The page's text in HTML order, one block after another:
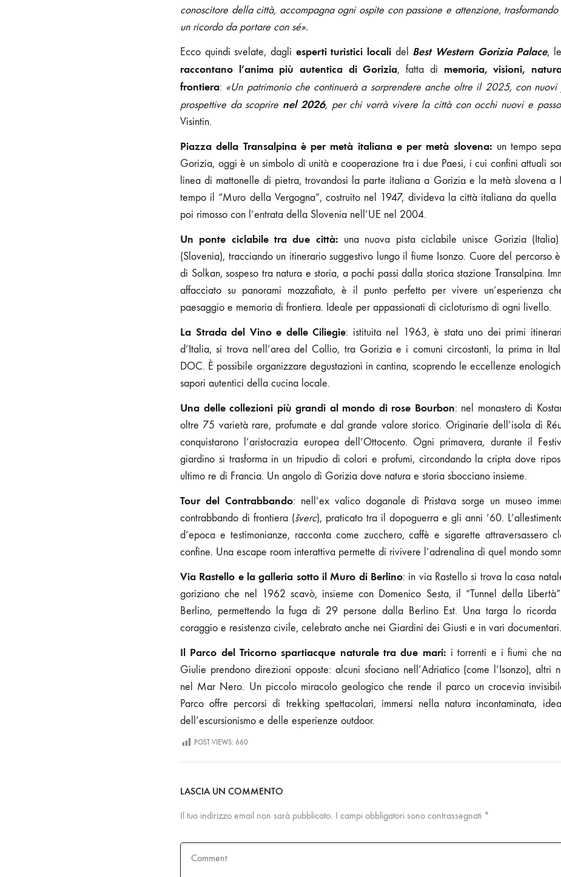
conoscitore della città, accompagna ogni ospite con passione e attenzione,
un ricordo da portare con sé».
Ecco quindi svelate, dagli esperti turistici locali del Best Western Gorizia Palace, le
raccontano l’anima più autentica di Gorizia, fatta di memoria, visioni,
frontiera: «Un patrimonio che continuerà a sorprendere anche oltre il 2025, con nuovi
prospettive da scoprire nel 2026, per chi vorrà vivere la città con occhi nuovi e
Visintin.
Piazza della Transalpina è per metà italiana e per metà slovena: un tempo
Gorizia, oggi è un simbolo di unità e cooperazione tra i due Paesi, i cui confini attuali
linea di mattonelle di pietra, trovandosi la parte italiana a Gorizia e la metà slovena
tempo il “Muro della Vergogna”, costruito nel 1947, divideva la città italiana da quella
poi rimosso con l’entrata della Slovenia nell’UE nel 2004.
Un ponte ciclabile tra due città: una nuova pista ciclabile unisce Gorizia
(Slovenia), tracciando un itinerario suggestivo lungo il fiume Isonzo. Cuore del percorso
di Solkan, sospeso tra natura e storia, a pochi passi dalla storica stazione Transalpina.
affacciato su panorami mozzafiato, è il punto perfetto per vivere un’esperienza
paesaggio e memoria di frontiera. Ideale per appassionati di cicloturismo di ogni livello.
La Strada del Vino e delle Ciliegie: istituita nel 1963, è stata uno dei primi
d’Italia, si trova nell’area del Collio, tra Gorizia e i comuni circostanti, la prima in
DOC. È possibile organizzare degustazioni in cantina, scoprendo le eccellenze
sapori autentici della cucina locale.
Una delle collezioni più grandi al mondo di rose Bourbon: nel monastero di
oltre 75 varietà rare, profumate e dal grande valore storico. Originarie dell’isola di
conquistarono l’aristocrazia europea dell’Ottocento. Ogni primavera, durante il
giardino si trasforma in un tripudio di colori e profumi, circondando la cripta dove
ultimo re di Francia. Un angolo di Gorizia dove natura e storia sbocciano insieme.
Tour del Contrabbando: nell’ex valico doganale di Pristava sorge un museo
contrabbando di frontiera (šverc), praticato tra il dopoguerra e gli anni ’60.
d’epoca e testimonianze, racconta come zucchero, caffè e sigarette attraversassero
confine. Una escape room interattiva permette di rivivere l’adrenalina di quel mondo
Via Rastello e la galleria sotto il Muro di Berlino: in via Rastello si trova la casa
goriziano che nel 1962 scavò, insieme con Domenico Sesta, il “Tunnel della
Berlino, permettendo la fuga di 29 persone dalla Berlino Est. Una targa lo ricorda
coraggio e resistenza civile, celebrato anche nei Giardini dei Giusti e in vari documentari.
Il Parco del Tricorno spartiacque naturale tra due mari: i torrenti e i fiumi che
Giulie prendono direzioni opposte: alcuni sfociano nell’Adriatico (come l’Isonzo), altri
nel Mar Nero. Un piccolo miracolo geologico che rende il parco un crocevia
Parco offre percorsi di trekking spettacolari, immersi nella natura incontaminata,
dell’escursionismo e delle esperienze outdoor.
POST VIEWS: 660
LASCIA UN COMMENTO
Il tuo indirizzo email non sarà pubblicato. I campi obbligatori sono contrassegnati *